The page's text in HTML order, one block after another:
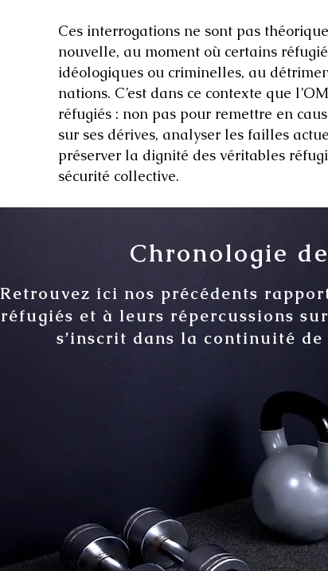
Ces interrogations ne sont pas
nouvelle, au moment où certains
idéologiques ou criminelles, au
nations. C’est dans ce contexte que
réfugiés : non pas pour remettre en
sur ses dérives, analyser les failles
préserver la dignité des véritables
sécurité collective.
Chronologie
Retrouvez ici nos précédents
réfugiés et à leurs répercussions
s’inscrit dans la continuité